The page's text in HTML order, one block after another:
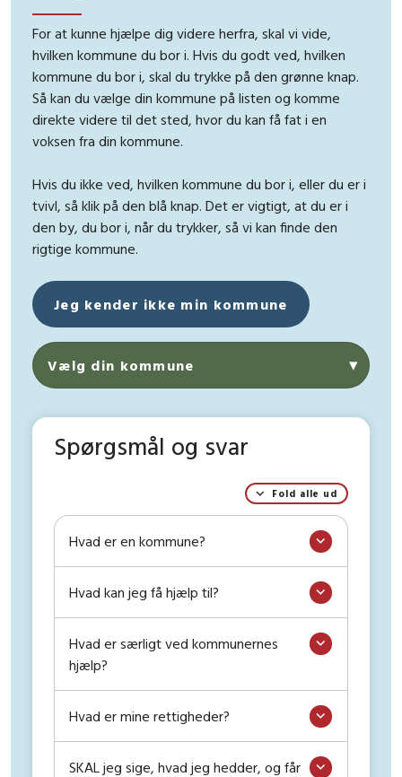
For at kunne hjælpe dig videre herfra, skal vi vide,
hvilken kommune du bor i. Hvis du godt ved, hvilken
kommune du bor i, skal du trykke på den grønne knap.
Så kan du vælge din kommune på listen og komme
direkte videre til det sted, hvor du kan få fat i en
voksen fra din kommune.
Hvis du ikke ved, hvilken kommune du bor i, eller du er i
tvivl, så klik på den blå knap. Det er vigtigt, at du er i
den by, du bor i, når du trykker, så vi kan finde den
rigtige kommune.
Jeg kender ikke min kommune
Spørgsmål og svar
Fold alle ud
Hvad er en kommune?
Hvad kan jeg få hjælp til?
Hvad er særligt ved kommunernes
hjælp?
Hvad er mine rettigheder?
SKAL jeg sige, hvad jeg hedder, og får